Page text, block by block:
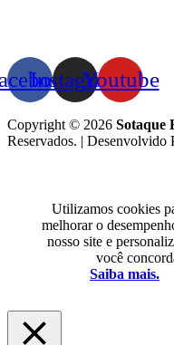
InstagramYoutube
Copyright © 2026 Sotaque
Reservados. | Desenvolvido
Utilizamos cookies
melhorar o
nosso site e
você
Saiba mais.